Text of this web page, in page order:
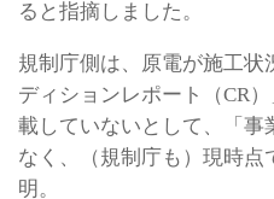
ると指摘しました。
規制庁側は、原電が施工状
ディションレポート（CR
載していないとして、「事
なく、（規制庁も）現時点
明。